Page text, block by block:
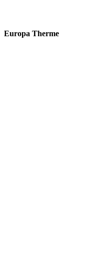
Europa Therme